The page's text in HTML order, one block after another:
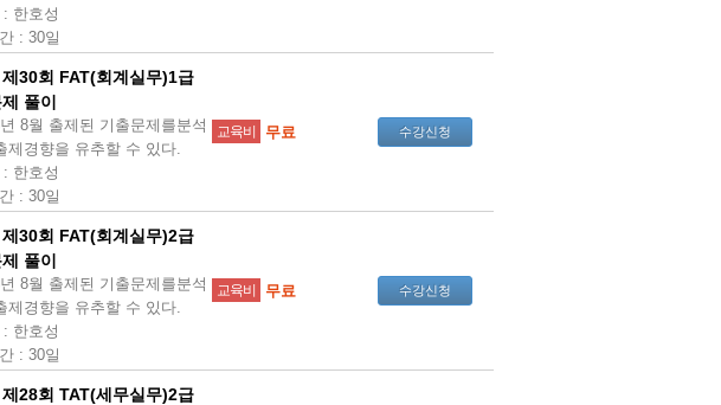
: 한호성
: 30일
제30회 FAT(회계실무)1급
풀이
8월 출제된 기출문제를분석
제경향을 유추할 수 있다.
: 한호성
: 30일
교육비 무료 수강신청
제30회 FAT(회계실무)2급
풀이
8월 출제된 기출문제를분석
제경향을 유추할 수 있다.
: 한호성
: 30일
교육비 무료 수강신청
제28회 TAT(세무실무)2급